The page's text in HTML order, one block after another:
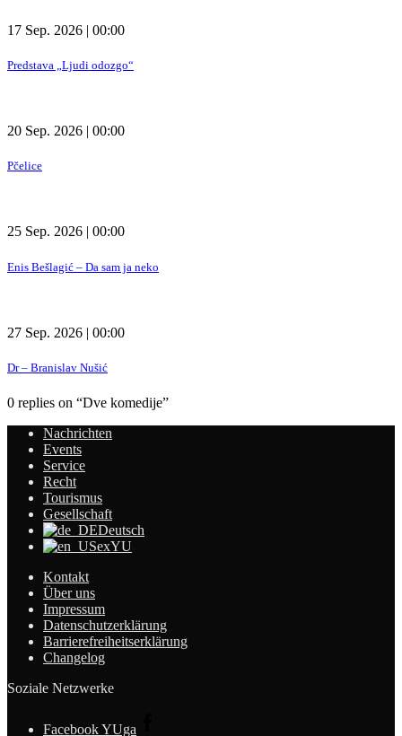
17 Sep. 2026 | 00:00
Predstava „Ljudi odozgo“
20 Sep. 2026 | 00:00
Pčelice
25 Sep. 2026 | 00:00
Enis Bešlagić – Da sam ja neko
27 Sep. 2026 | 00:00
Dr – Branislav Nušić
0 replies on “Dve komedije”
Nachrichten
Events
Service
Recht
Tourismus
Gesellschaft
Deutsch
exYU
Kontakt
Über uns
Impressum
Datenschutzerklärung
Barrierefreiheitserklärung
Changelog
Soziale Netzwerke
Facebook YUga